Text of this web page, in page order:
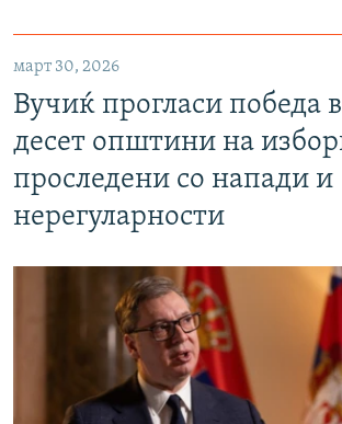
март 30, 2026
Вучиќ прогласи победа
десет општини на
проследени со напади и
нерегуларности